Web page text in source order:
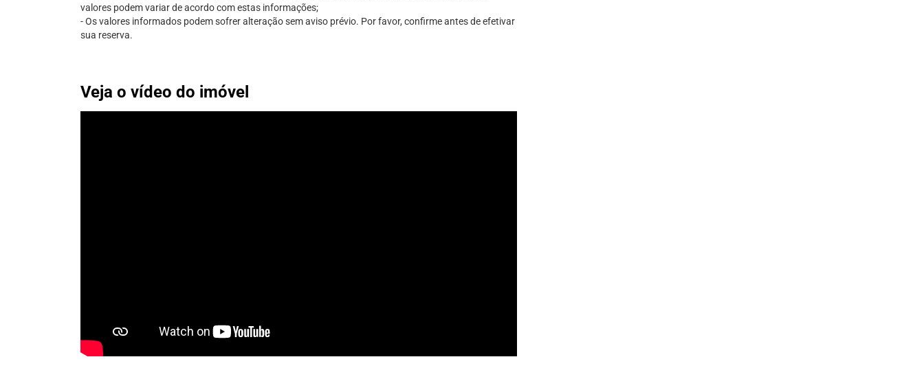
valores podem variar de acordo com estas informações;
- Os valores informados podem sofrer alteração sem aviso prévio. Por favor, confirme antes de efetivar
sua reserva.
Veja o vídeo do imóvel